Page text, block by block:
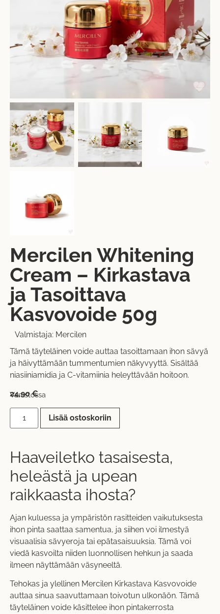
Mercilen Whitening
Cream – Kirkastava
ja Tasoittava
Kasvovoide 50g
Valmistaja: Mercilen
Tämä täyteläinen voide auttaa tasoittamaan ihon sävyä
ja häivyttämään tummentumien näkyvyyttä. Sisältää
niasiiniamidia ja C-vitamiinia heleyttävään hoitoon.
24,90€
Varastossa
Lisää ostoskoriin
Haaveiletko tasaisesta,
heleästä ja upean
raikkaasta ihosta?
Ajan kuluessa ja ympäristön rasitteiden vaikutuksesta
ihon pinta saattaa samentua, ja siihen voi ilmestyä
visuaalisia sävyeroja tai epätasaisuuksia. Tämä voi
viedä kasvoilta niiden luonnollisen hehkun ja saada
ilmeen näyttämään väsyneeltä.
Tehokas ja ylellinen Mercilen Kirkastava Kasvovoide
auttaa sinua saavuttamaan toivotun ulkonäön. Tämä
täyteläinen voide käsittelee ihon pintakerrosta